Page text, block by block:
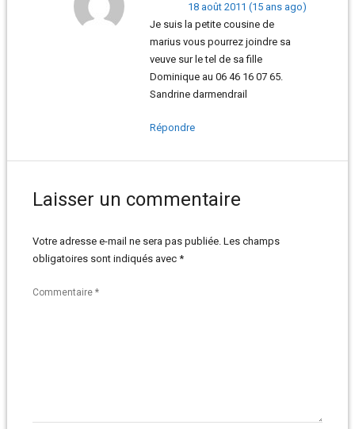
18 août 2011 (15 ans ago)
Je suis la petite cousine de
marius vous pourrez joindre sa
veuve sur le tel de sa fille
Dominique au 06 46 16 07 65.
Sandrine darmendrail
Répondre
Laisser un commentaire
Votre adresse e-mail ne sera pas publiée. Les champs
obligatoires sont indiqués avec *
Commentaire *